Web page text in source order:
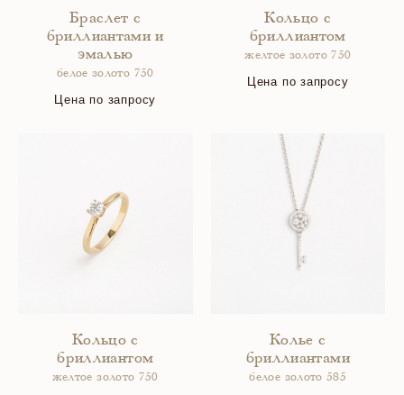
Браслет с
бриллиантами и
эмалью
белое золото 750
Цена по запросу
Кольцо с
бриллиантом
желтое золото 750
Цена по запросу
Кольцо с
бриллиантом
желтое золото 750
Колье с
бриллиантами
белое золото 585